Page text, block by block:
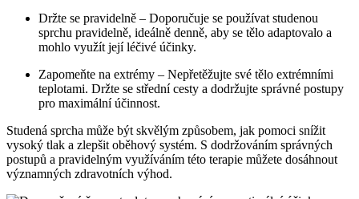
Držte se pravidelně – Doporučuje se používat studenou
sprchu pravidelně, ideálně denně, aby se tělo adaptovalo a
mohlo využít její léčivé účinky.
Zapomeňte na extrémy – Nepřetěžujte své tělo extrémními
teplotami. Držte se střední cesty a dodržujte správné postupy
pro maximální účinnost.
Studená sprcha může být skvělým způsobem, jak pomoci snížit
vysoký tlak a zlepšit oběhový systém. S dodržováním správných
postupů a pravidelným využíváním této terapie můžete dosáhnout
významných zdravotních výhod.